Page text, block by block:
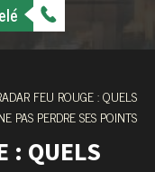
FEU ROUGE : QUELS
PAS PERDRE SES POINTS
: QUELS